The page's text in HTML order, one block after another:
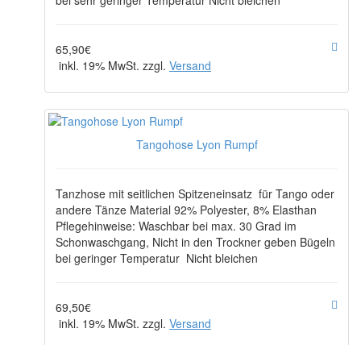
65,90€
inkl. 19% MwSt. zzgl. Versand
Tangohose Lyon Rumpf
Tanzhose mit seitlichen Spitzeneinsatz für Tango oder
andere Tänze Material 92% Polyester, 8% Elasthan
Pflegehinweise: Waschbar bei max. 30 Grad im
Schonwaschgang, Nicht in den Trockner geben Bügeln
bei geringer Temperatur Nicht bleichen
69,50€
inkl. 19% MwSt. zzgl. Versand